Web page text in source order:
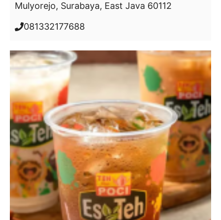
Mulyorejo, Surabaya, East Java 60112
081332177688